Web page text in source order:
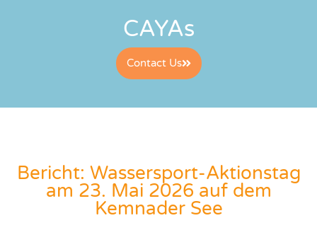
CAYAs
Contact Us
Bericht: Wassersport-Aktionstag
am 23. Mai 2026 auf dem
Kemnader See